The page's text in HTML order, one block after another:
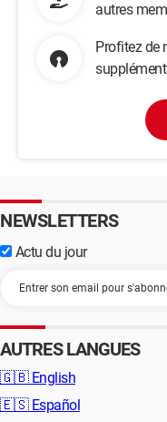
autres
Profitez de
NEWSLETTERS
Actu du jour
AUTRES LANGUES
🇬🇧 English
🇪🇸 Español